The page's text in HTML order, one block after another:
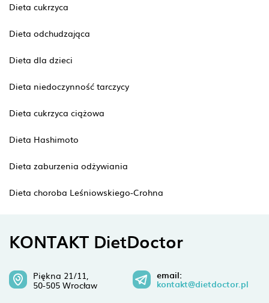
Dieta cukrzyca
Dieta odchudzająca
Dieta dla dzieci
Dieta niedoczynność tarczycy
Dieta cukrzyca ciążowa
Dieta Hashimoto
Dieta zaburzenia odżywiania
Dieta choroba Leśniowskiego-Crohna
KONTAKT DietDoctor
Piękna 21/11,
50-505 Wrocław
email:
kontakt@dietdoctor.pl